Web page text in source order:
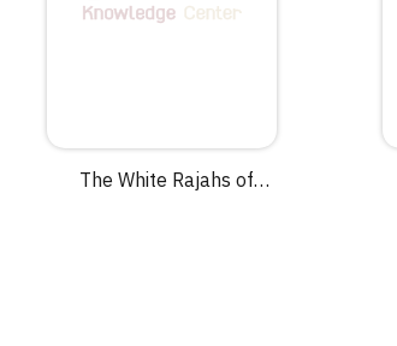
The White Rajahs of